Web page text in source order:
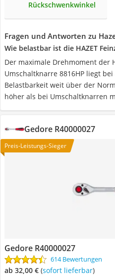
Rückschwenkwinkel
Fragen und Antworten zu
Wie belastbar ist die HAZET
Der maximale Drehmoment der
Umschaltknarre 8816HP liegt
Belastbarkeit weit über der
höher als bei Umschaltknarren
Gedore R40000027
Preis-Leistungs-Sieger
Gedore R40000027
614 Bewertungen
ab 32,00 € ( Sofort lieferbar)